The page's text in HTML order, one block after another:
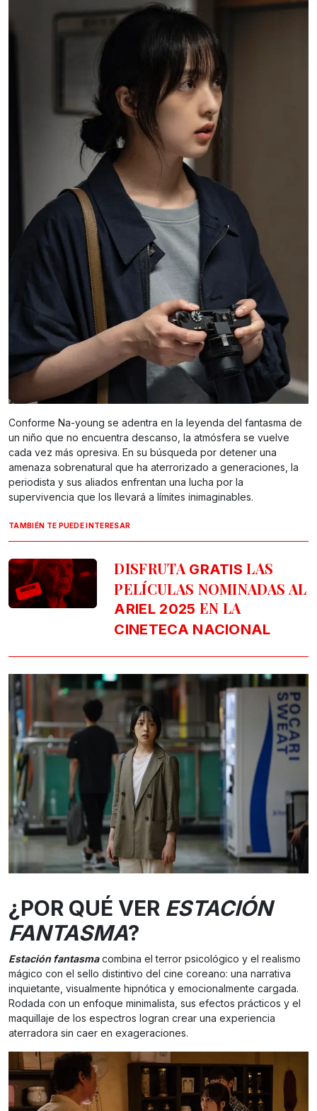
Conforme Na-young se adentra en la leyenda del fantasma de
un niño que no encuentra descanso, la atmósfera se vuelve
cada vez más opresiva. En su búsqueda por detener una
amenaza sobrenatural que ha aterrorizado a generaciones, la
periodista y sus aliados enfrentan una lucha por la
supervivencia que los llevará a límites inimaginables.
TAMBIÉN TE PUEDE INTERESAR
DISFRUTA GRATIS LAS
PELÍCULAS NOMINADAS AL
ARIEL 2025 EN LA
CINETECA NACIONAL
¿POR QUÉ VER ESTACIÓN
FANTASMA?
Estación fantasmacombina el terror psicológico y el realismo
mágico con el sello distintivo del cine coreano: una narrativa
inquietante, visualmente hipnótica y emocionalmente cargada.
Rodada con un enfoque minimalista, sus efectos prácticos y el
maquillaje de los espectros logran crear una experiencia
aterradora sin caer en exageraciones.